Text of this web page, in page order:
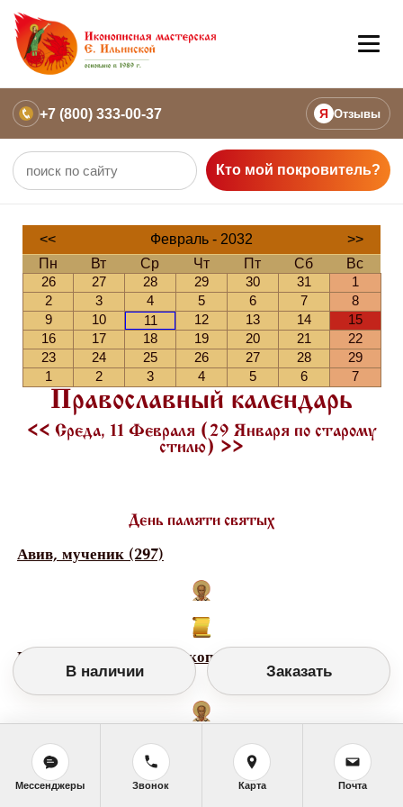
+7 (800) 333-00-37 Я Отзывы
Кто мой покровитель?
<< Февраль - 2032
>>
Пн
Вт Ср Чт Пт Сб
Вс
26
27 28 29 30 31
1
2
3 4 5 6 7
8
9
10 11 12 13 14
15
16
17 18 19 20 21
22
23
24 25 26 27 28
29
1
2 3 4 5 6 7
Православный календарь
<< Среда, 11 Февраля (29 Января по старому
стилю) >>
День памяти святых
Авив, мученик (297)
Герасим, епископ Великопермский, Устьвымский,
святитель (1441-1467)
Иаков Самосатский, мученик (297)
В наличии Заказать
Мессенджеры Звонок Карта Почта